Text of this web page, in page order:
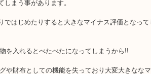
分県別府市の方より、
ムプチバケットのブランド品バッグをお買取
が経過したブランド品のバッグや財布などで
てしまう事があります。